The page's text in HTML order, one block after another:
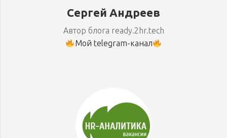
Сергей Андреев
Автор блога ready.2hr.tech
Мой telegram-канал